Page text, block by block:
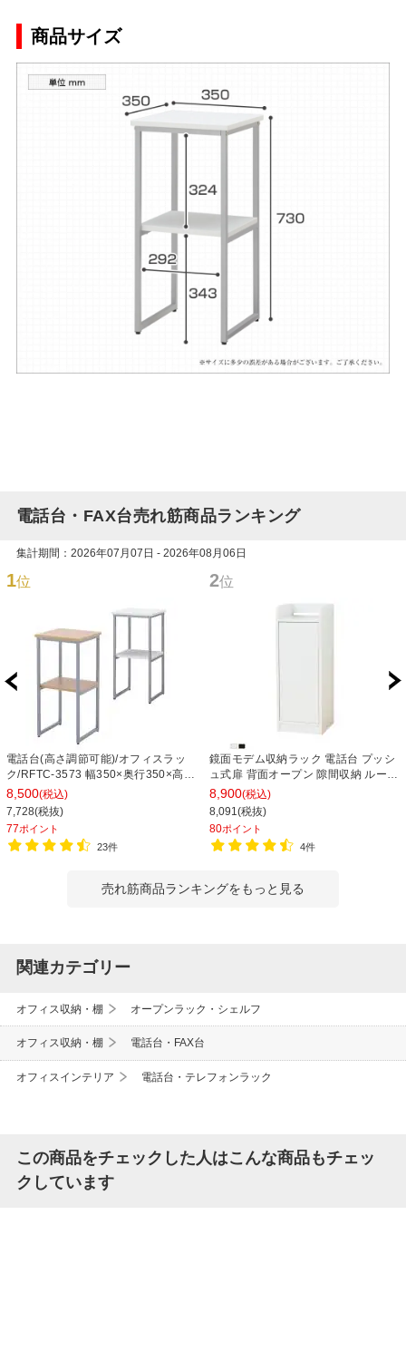
商品サイズ
電話台・FAX台売れ筋商品ランキング
集計期間：2026年07月07日 - 2026年08月06日
1位
電話台(高さ調節可能)/オフィスラッ
ク/RFTC-3573 幅350×奥行350×高さ
730mm
8,500(税込)
7,728(税抜)
77ポイント
23件
2位
鏡面モデム収納ラック 電話台 プッシ
ュ式扉 背面オープン 隙間収納 ルータ
ー タップ 収納 ラック スリム オフィ
ス Wi-Fi 幅300×奥行295×高さ
800mm
8,900(税込)
8,091(税抜)
80ポイント
4件
売れ筋商品ランキングをもっと見る
関連カテゴリー
オフィス収納・棚 オープンラック・シェルフ
オフィス収納・棚 電話台・FAX台
オフィスインテリア 電話台・テレフォンラック
この商品をチェックした人はこんな商品もチェッ
クしています